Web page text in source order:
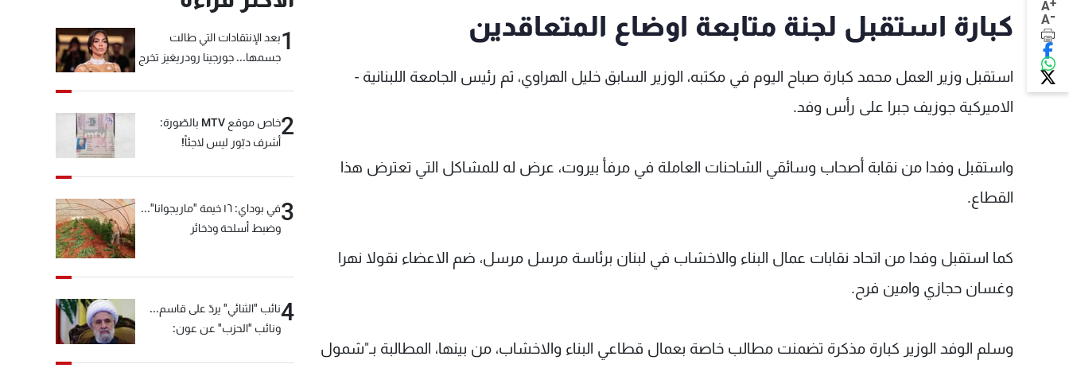
A
A- كبارة استقبل لجنة متابعة اوضاع المتعاقدين
استقبل وزير العمل محمد كبارة صباح اليوم في مكتبه، الوزير السابق خليل الهراوي، ثم رئيس الجامعة اللبنانية -
الاميركية جوزيف جبرا على رأس وفد.
واستقبل وفدا من نقابة أصحاب وسائقي الشاحنات العاملة في مرفأ بيروت، عرض له للمشاكل التي تعترض هذا
القطاع.
كما استقبل وفدا من اتحاد نقابات عمال البناء والاخشاب في لبنان برئاسة مرسل مرسل، ضم الاعضاء نقولا نهرا
وغسان حجازي وامين فرح.
وسلم الوفد الوزير كبارة مذكرة تضمنت مطالب خاصة بعمال قطاعي البناء والاخشاب، من بينها، المطالبة بـ"شمول
1بعد الإنتقادات التي طالت
جسمها... جورجينا رودريغيز تخرج
2
خاص موقع MTV بالصّورة:
أشرف دبّور ليس لاجئاً!
3
في بوداي: ١٦ خيمة "ماريجوانا"...
وضبط أسلحة وذخائر
4نائب "الثنائي" يردّ على قاسم...
ونائب "الحزب" عن عون: